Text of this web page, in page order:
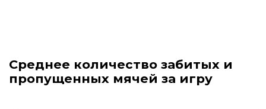
Среднее количество забитых и
пропущенных мячей за игру